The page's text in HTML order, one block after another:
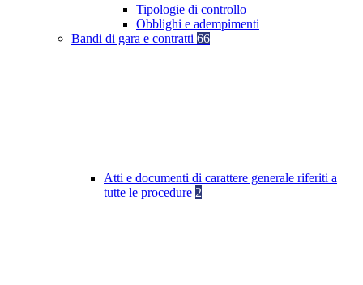
Tipologie di controllo
Obblighi e adempimenti
Bandi di gara e contratti 66
Atti e documenti di carattere generale riferiti a
tutte le procedure 2